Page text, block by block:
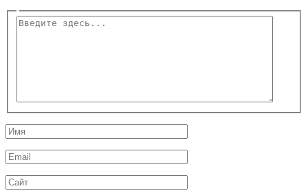
Введите
Имя
Email
Сайт